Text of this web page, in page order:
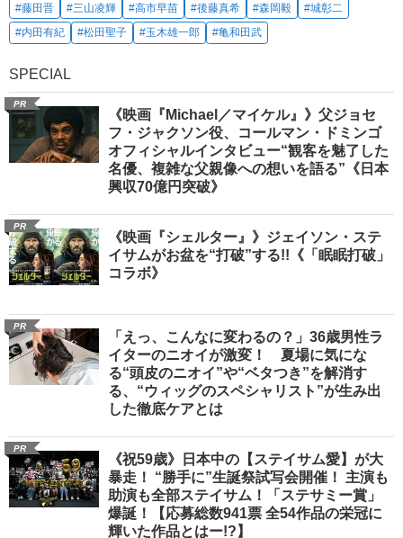
#藤田晋 #三山凌輝 #高市早苗 #後藤真希 #森岡毅
#城彰二
#内田有紀
#松田聖子 #玉木雄一郎 #亀和田武
SPECIAL
PR
《映画『Michael／マイケル』》父ジョセ
フ・ジャクソン役、コールマン・ドミンゴ
オフィシャルインタビュー“観客を魅了した
名優、複雑な父親像への想いを語る”《日本
興収70億円突破》
PR
《映画『シェルター』》ジェイソン・ステ
イサムがお盆を“打破”する!!《「眠眠打破」
コラボ》
PR
「えっ、こんなに変わるの？」36歳男性ラ
イターのニオイが激変！ 夏場に気にな
る“頭皮のニオイ”や“ベタつき”を解消す
る、“ウィッグのスペシャリスト”が生み出
した徹底ケアとは
PR
《祝59歳》日本中の【ステイサム愛】が大
暴走！ “勝手に”生誕祭試写会開催！ 主演も
助演も全部ステイサム！「ステサミー賞」
爆誕！【応募総数941票 全54作品の栄冠に
輝いた作品とはー!?】